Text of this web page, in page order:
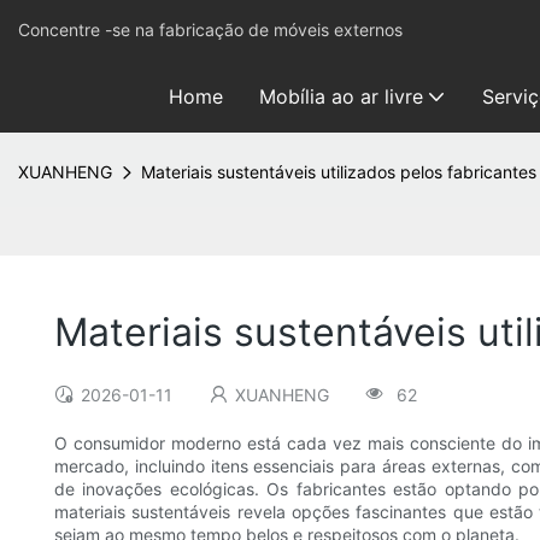
Concentre -se na fabricação de móveis externos
Home Mobília ao ar livre
XUANHENG Materiais sustentáveis ​​utilizados pelos
Materiais sustentáveis
2026-01-11 XUANHENG 62
O consumidor moderno está cada vez mais consciente do
mercado, incluindo itens essenciais para áreas externas,
de inovações ecológicas. Os fabricantes estão optando
materiais sustentáveis ​​revela opções fascinantes que
sejam ao mesmo tempo belos e respeitosos com o planeta.